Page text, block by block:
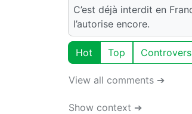
C’est déjà interdit en
l’autorise encore.
Hot Top
View all comments ➔
Show context ➔